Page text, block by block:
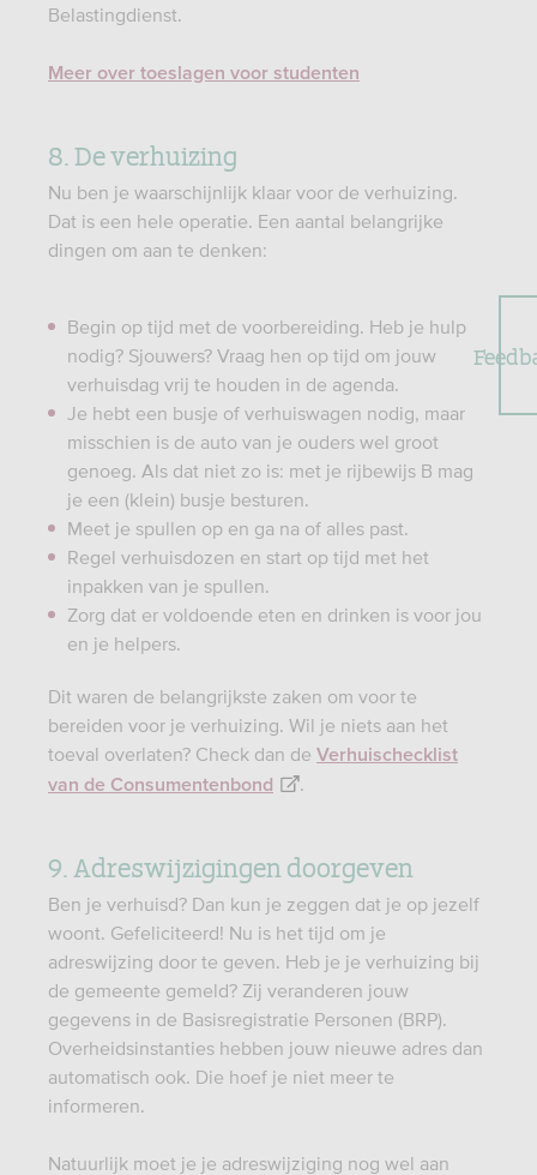
Belastingdienst.
Meer over toeslagen voor studenten
8. De verhuizing
Nu ben je waarschijnlijk klaar voor de verhuizing.
Dat is een hele operatie. Een aantal belangrijke
dingen om aan te denken:
Begin op tijd met de voorbereiding. Heb je hulp
nodig? Sjouwers? Vraag hen op tijd om jouw
verhuisdag vrij te houden in de agenda.
Je hebt een busje of verhuiswagen nodig, maar
misschien is de auto van je ouders wel groot
genoeg. Als dat niet zo is: met je rijbewijs B mag
je een (klein) busje besturen.
Meet je spullen op en ga na of alles past.
Regel verhuisdozen en start op tijd met het
inpakken van je spullen.
Zorg dat er voldoende eten en drinken is voor jou
en je helpers.
Dit waren de belangrijkste zaken om voor te
bereiden voor je verhuizing. Wil je niets aan het
toeval overlaten? Check dan de Verhuischecklist
van de Consumentenbond
.
9. Adreswijzigingen doorgeven
Ben je verhuisd? Dan kun je zeggen dat je op jezelf
woont. Gefeliciteerd! Nu is het tijd om je
adreswijzing door te geven. Heb je je verhuizing bij
de gemeente gemeld? Zij veranderen jouw
gegevens in de Basisregistratie Personen (BRP).
Overheidsinstanties hebben jouw nieuwe adres dan
automatisch ook. Die hoef je niet meer te
informeren.
Natuurlijk moet je je adreswijziging nog wel aan